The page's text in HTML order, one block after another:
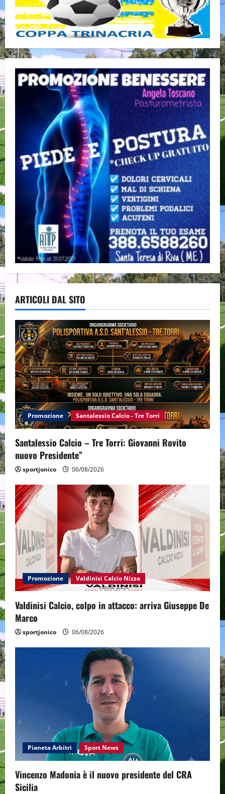
ARTICOLI DAL SITO
Promozione Santalessio Calcio - Tre Torri
Santalessio Calcio – Tre Torri: Giovanni Rovito
nuovo Presidente”
sportjonico 06/08/2026
Promozione Valdinisi Calcio Nizza
Valdinisi Calcio, colpo in attacco: arriva Giuseppe De
Marco
sportjonico 06/08/2026
Pianeta Arbitri Sport News
Vincenzo Madonia è il nuovo presidente del CRA
Sicilia